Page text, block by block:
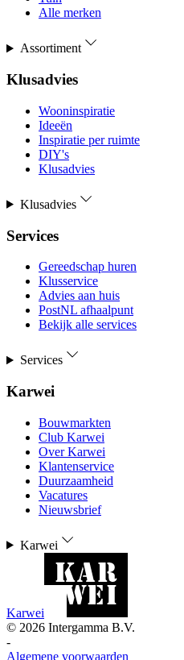
Alle merken
Assortiment
Klusadvies
Wooninspiratie
Ideeën
Inspiratie per ruimte
DIY's
Klusadvies
Klusadvies
Services
Gereedschap huren
Klusservice
Advies aan huis
PostNL afhaalpunt
Bekijk alle services
Services
Karwei
Bouwmarkten
Club Karwei
Over Karwei
Klantenservice
Duurzaamheid
Vacatures
Nieuwsbrief
Karwei
Karwei
© 2026 Intergamma B.V.
-
Algemene voorwaarden